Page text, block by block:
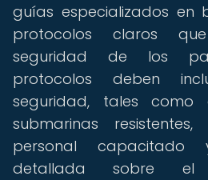
guías especializados en
protocolos claros
seguridad de los
protocolos deben
seguridad, tales
submarinas
personal capacitado
detallada sobre el